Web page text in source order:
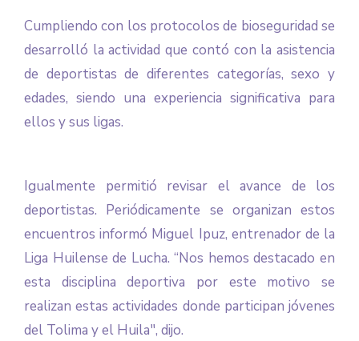
Cumpliendo con los protocolos de bioseguridad se
desarrolló la actividad que contó con la asistencia
de deportistas de diferentes categorías, sexo y
edades, siendo una experiencia significativa para
ellos y sus ligas.
Igualmente permitió revisar el avance de los
deportistas. Periódicamente se organizan estos
encuentros informó Miguel Ipuz, entrenador de la
Liga Huilense de Lucha. “Nos hemos destacado en
esta disciplina deportiva por este motivo se
realizan estas actividades donde participan jóvenes
del Tolima y el Huila", dijo.